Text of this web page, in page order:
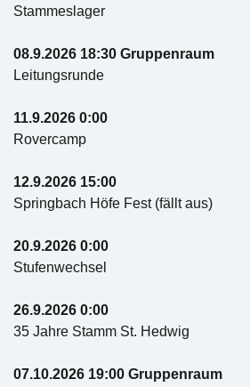
Stammeslager
08.9.2026 18:30 Gruppenraum
Leitungsrunde
11.9.2026 0:00
Rovercamp
12.9.2026 15:00
Springbach Höfe Fest (fällt aus)
20.9.2026 0:00
Stufenwechsel
26.9.2026 0:00
35 Jahre Stamm St. Hedwig
07.10.2026 19:00 Gruppenraum